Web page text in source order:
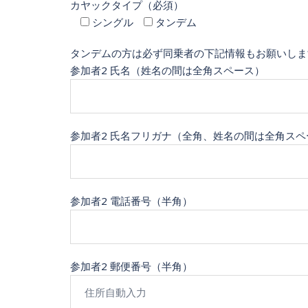
カヤックタイプ（必須）
シングル
タンデム
タンデムの方は必ず同乗者の下記情報もお願いしま
参加者2 氏名（姓名の間は全角スペース）
参加者2 氏名フリガナ（全角、姓名の間は全角スペ
参加者2 電話番号（半角）
参加者2 郵便番号（半角）